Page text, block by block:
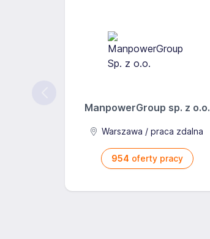
ManpowerGroup sp. z o.o.
Warszawa / praca zdalna
954 oferty pracy